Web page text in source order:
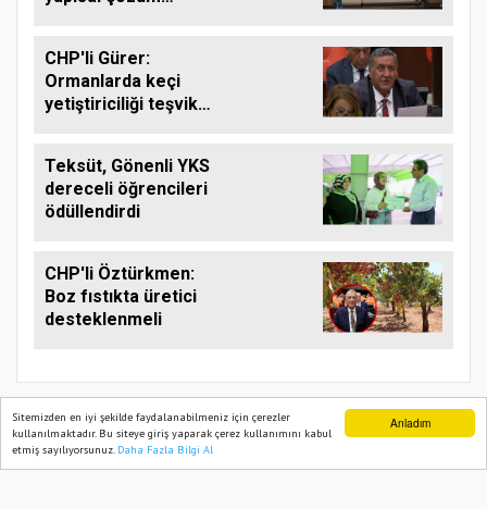
Anladım
Sitemizden en iyi şekilde faydalanabilmeniz için çerezler
kullanılmaktadır. Bu siteye giriş yaparak çerez kullanımını kabul
etmiş sayılıyorsunuz. Daha Fazla Bilgi Al
CHP'li Gürer:
Ormanlarda keçi
yetiştiriciliği teşvik
Teksüt, Gönenli YKS
dereceli öğrencileri
ödüllendirdi
CHP'li Öztürkmen:
Boz fıstıkta üretici
desteklenmeli
TARIM PUSULASI
Ana Sayfa Web TV